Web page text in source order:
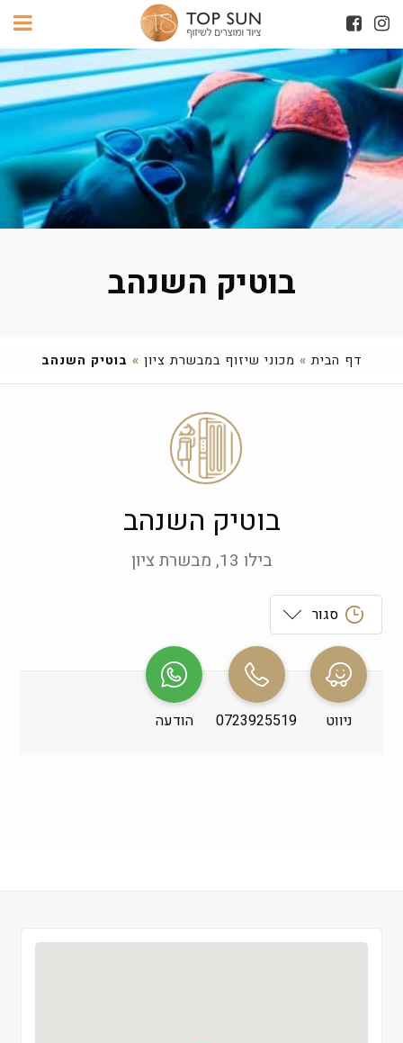
בוטיק השנהב
דף הבית » מכוני שיזוף במבשרת ציון » בוטיק השנהב
בוטיק השנהב
בילו 13, מבשרת ציון
סגור
ראשון
שני
09:00-19:00
שלישי
ניווט 0723925519 הודעה